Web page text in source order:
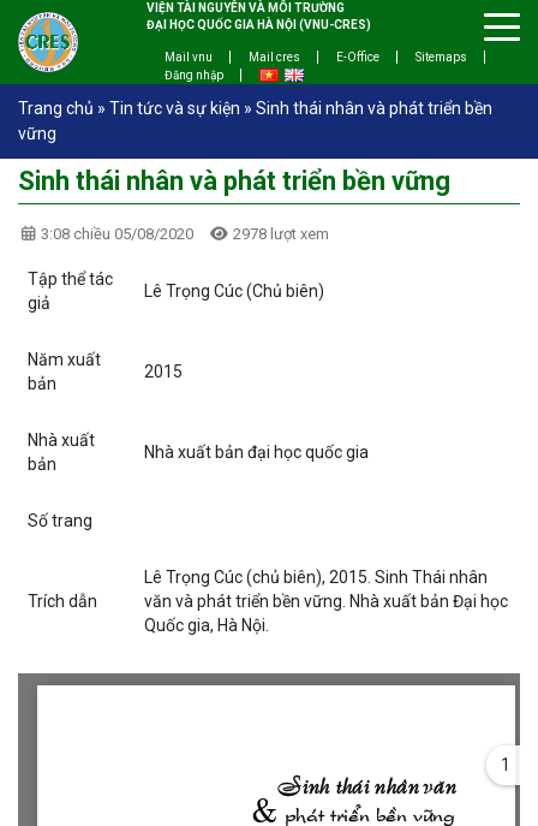
VIỆN TÀI NGUYÊN VÀ MÔI TRƯỜNG
ĐẠI HỌC QUỐC GIA HÀ NỘI (VNU-CRES)
Mail vnu Mail cres E-Office
Sitemaps
Đăng nhập
Trang chủ » Tin tức và sự kiện » Sinh thái nhân và phát triển bền
vững
Sinh thái nhân và phát triển bền vững
3:08 chiều 05/08/2020 2978 lượt xem
Tập thể tác
giả
Lê Trọng Cúc (Chủ biên)
Năm xuất
bản
2015
Nhà xuất
bản
Nhà xuất bản đại học quốc gia
Số trang
Trích dẫn
Lê Trọng Cúc (chủ biên), 2015. Sinh Thái nhân
văn và phát triển bền vững. Nhà xuất bản Đại học
Quốc gia, Hà Nội.
1